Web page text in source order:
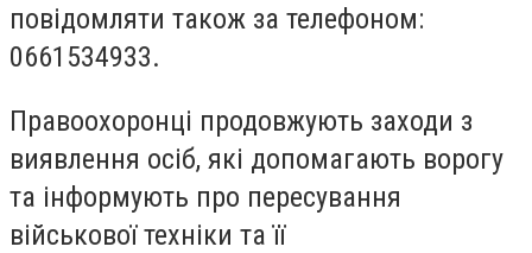
повідомляти також за телефоном:
0661534933.
Правоохоронці продовжують заходи з
виявлення осіб, які допомагають ворогу
та інформують про пересування
військової техніки та її